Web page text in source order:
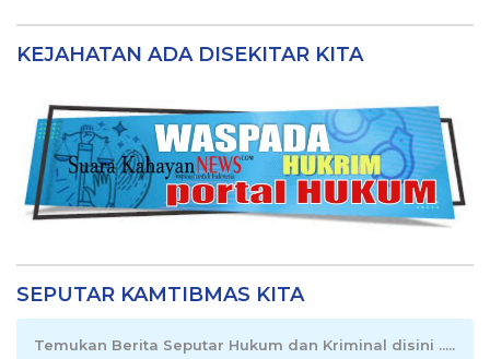
KEJAHATAN ADA DISEKITAR KITA
SEPUTAR KAMTIBMAS KITA
Temukan Berita Seputar Hukum dan Kriminal disini .....